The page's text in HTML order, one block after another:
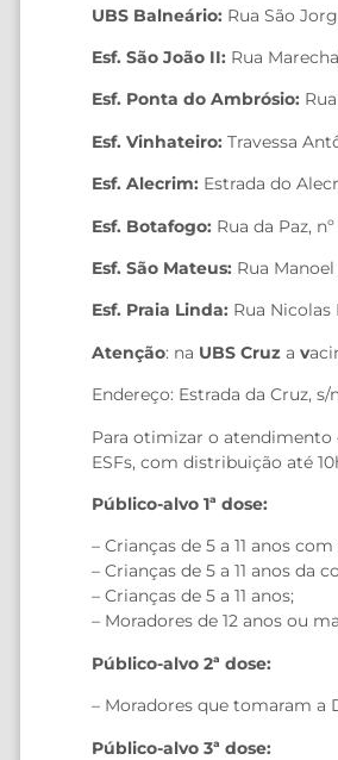
UBS Balneário: Rua São
Esf. São João II: Rua
Esf. Ponta do Ambrósio:
Esf. Vinhateiro:Travessa
Esf. Alecrim: Estrada do
Esf. Botafogo: Rua da Paz,
Esf. São Mateus: Rua
Esf. Praia Linda: Rua Nicolas
Atenção: na UBS Cruz a v
Endereço: Estrada da Cruz, s/
Para otimizar o atendimento
ESFs, com distribuição até
Público-alvo 1ª dose:
– Crianças de 5 a 11 anos
– Crianças de 5 a 11 anos da
– Crianças de 5 a 11 anos;
– Moradores de 12 anos ou
Público-alvo 2ª dose:
– Moradores que tomaram a
Público-alvo 3ª dose: